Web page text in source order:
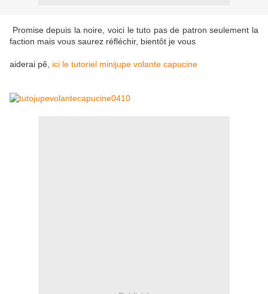
Promise depuis la noire, voici le tuto pas de patron seulement la
faction mais vous saurez réfléchir, bientôt je vous
aiderai pê, ici le tutoriel minijupe volante capucine